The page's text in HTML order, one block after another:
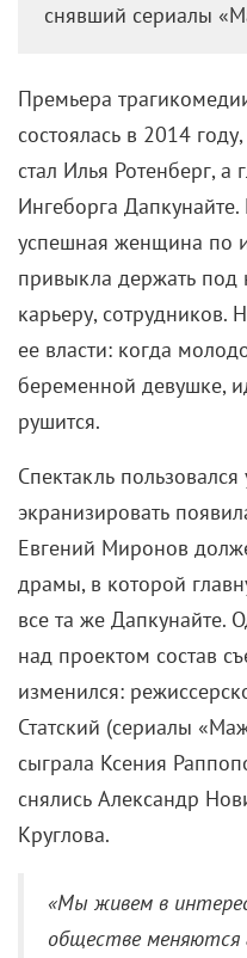
снявший сериалы
Премьера
состоялась в 2014
стал Илья Ротенберг, а
Ингеборга
успешная женщина по
привыкла держать под
карьеру, сотрудников.
ее власти: когда
беременной девушке,
рушится.
Спектакль
экранизировать
Евгений Миронов
драмы, в которой
все та же Дапкунайте.
над проектом состав
изменился:
Статский (сериалы
сыграла Ксения
снялись Александр
Круглова.
«Мы живем в
обществе меняются